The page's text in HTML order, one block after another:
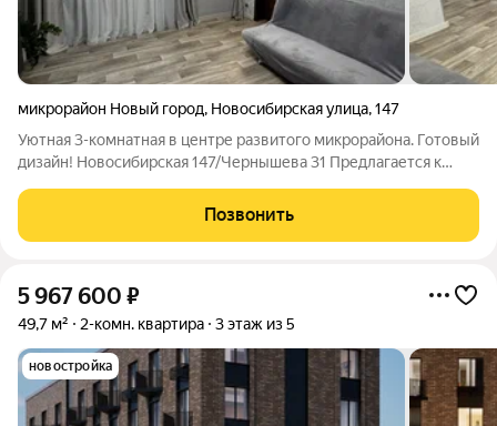
микрорайон Новый город, Новосибирская улица,147
Уютная 3-комнатная в центре развитого микрорайона. Готовый
дизайн! Новосибирская 147/Чернышева 31 Предлагается к
дома. Идеальный вариант для семьи, которая ценит комфорт и
удобное
Позвонить
5 967 600 ₽
49,7 м² 2-комн. квартира 3 этаж из 5
новостройка